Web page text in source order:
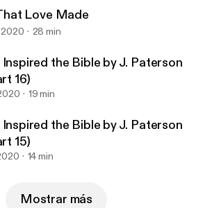
Love Made
2020 28 min
the Bible by J. Paterson
16)
19 min
the Bible by J. Paterson
15)
14 min
Mostrar más